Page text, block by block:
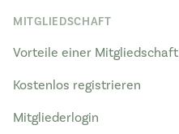
MITGLIEDSCHAFT
Vorteile einer Mitgliedschaft
Kostenlos registrieren
Mitgliederlogin